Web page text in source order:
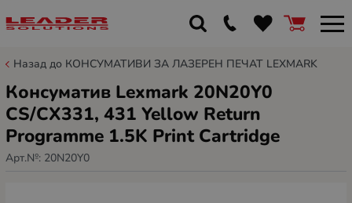
Назад до КОНСУМАТИВИ ЗА ЛАЗЕРЕН ПЕЧАТ LEXMARK
Консуматив Lexmark 20N20Y0
CS/CX331, 431 Yellow Return
Programme 1.5K Print Cartridge
Арт.№: 20N20Y0